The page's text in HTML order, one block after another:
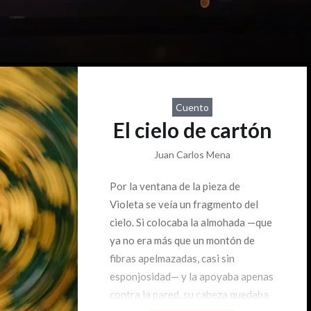
Cuento
El cielo de cartón
Juan Carlos Mena
Por la ventana de la pieza de
Violeta se veía un fragmento del
cielo. Si colocaba la almohada —que
ya no era más que un montón de
fibras apelmazadas, casi sin
esponjosidad— y la apoyaba apenas
contra la pared, su cabeza quedaba